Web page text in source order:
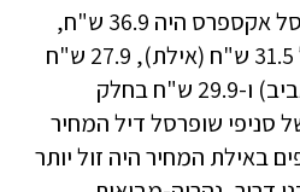
המחיר ברוב סניפי שופרסל אקספרס היה 36.9 ש"ח,
אך מצאנו גם מחירים של 31.5 ש"ח (אילת), 27.9 ש"ח
(סניף כוכב הצפון בתל אביב) ו-29.9 ש"ח בחלק
סניפי שופרסל דיל המחיר
באילת המחיר היה זול יותר